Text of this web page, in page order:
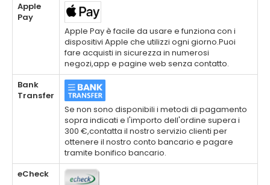
Apple
Pay
Apple Pay è facile da usare e funziona con i
dispositivi Apple che utilizzi ogni giorno.Puoi
fare acquisti in sicurezza in numerosi
negozi,app e pagine web senza contatto.
Bank
Transfer
Se non sono disponibili i metodi di pagamento
sopra indicati e l'importo dell'ordine supera i
300 €,contatta il nostro servizio clienti per
ottenere il nostro conto bancario e pagare
tramite bonifico bancario.
eCheck